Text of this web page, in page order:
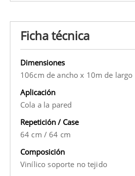
Ficha técnica
Dimensiones
106cm de ancho x 10m de largo
Aplicación
Cola a la pared
Repetición / Case
64 cm / 64 cm
Composición
Vinílico soporte no tejido